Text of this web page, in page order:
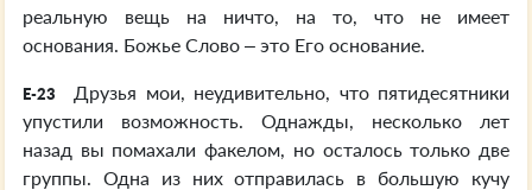
реальную вещь на ничто, на то, что не имеет
основания. Божье Слово – это Его основание.
E-23
Друзья мои, неудивительно, что пятидесятники
упустили возможность. Однажды, несколько лет
назад вы помахали факелом, но осталось только две
группы. Одна из них отправилась в большую кучу